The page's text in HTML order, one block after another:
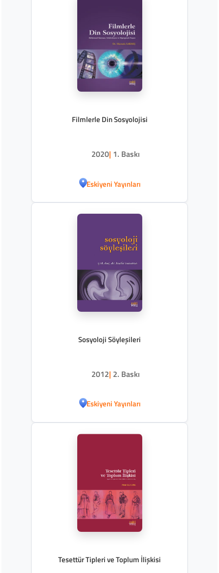
Filmlerle Din Sosyolojisi
2020| 1. Baskı
Eskiyeni Yayınları
Sosyoloji Söyleşileri
2012| 2. Baskı
Eskiyeni Yayınları
Tesettür Tipleri ve Toplum İlişkisi